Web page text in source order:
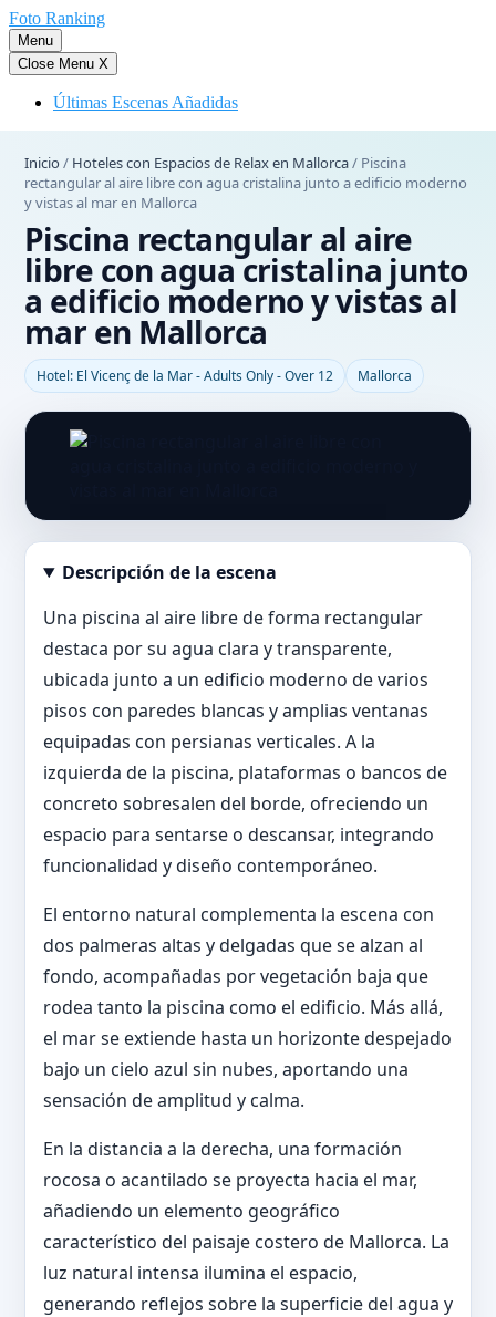
Saltar
al
contenido
Foto Ranking
Menu
Close Menu X
Últimas Escenas Añadidas
Inicio / Hoteles con Espacios de Relax en Mallorca/ Piscina
rectangular al aire libre con agua cristalina junto a edificio moderno
y vistas al mar en Mallorca
Piscina rectangular al aire
libre con agua cristalina junto
a edificio moderno y vistas al
mar en Mallorca
Hotel: El Vicenç de la Mar - Adults Only - Over 12 Mallorca
Abrir imagen en tamaño completo
Descripción de la escena
Una piscina al aire libre de forma rectangular
destaca por su agua clara y transparente,
ubicada junto a un edificio moderno de varios
pisos con paredes blancas y amplias ventanas
equipadas con persianas verticales. A la
izquierda de la piscina, plataformas o bancos de
concreto sobresalen del borde, ofreciendo un
espacio para sentarse o descansar, integrando
funcionalidad y diseño contemporáneo.
El entorno natural complementa la escena con
dos palmeras altas y delgadas que se alzan al
fondo, acompañadas por vegetación baja que
rodea tanto la piscina como el edificio. Más allá,
el mar se extiende hasta un horizonte despejado
bajo un cielo azul sin nubes, aportando una
sensación de amplitud y calma.
En la distancia a la derecha, una formación
rocosa o acantilado se proyecta hacia el mar,
añadiendo un elemento geográfico
característico del paisaje costero de Mallorca. La
luz natural intensa ilumina el espacio,
generando reflejos sobre la superficie del agua y